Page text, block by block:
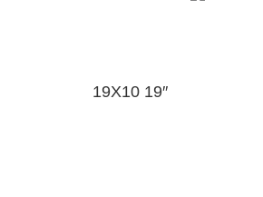
19X10 19″